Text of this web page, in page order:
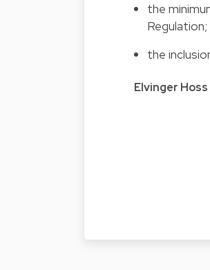
the
Regulation
the
Elvinger